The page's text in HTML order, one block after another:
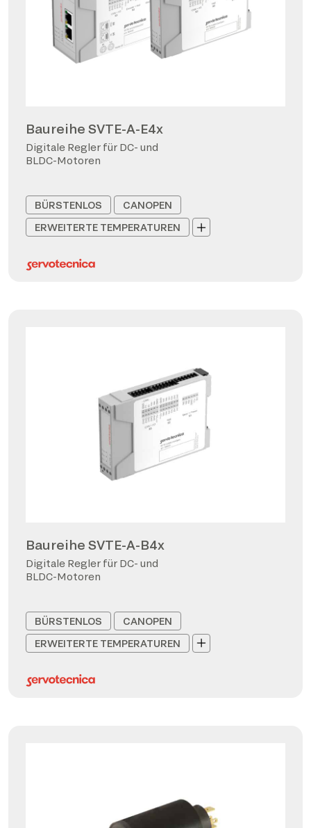
Baureihe SVTE-A-E4x
Digitale Regler für DC- und
BLDC-Motoren
BÜRSTENLOS
CANOPEN
ERWEITERTE TEMPERATUREN
Baureihe SVTE-A-B4x
Digitale Regler für DC- und
BLDC-Motoren
BÜRSTENLOS
CANOPEN
ERWEITERTE TEMPERATUREN